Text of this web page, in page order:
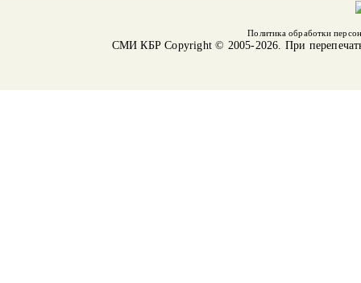
Политика обработки
СМИ КБРCopyright © 2005-2026. При